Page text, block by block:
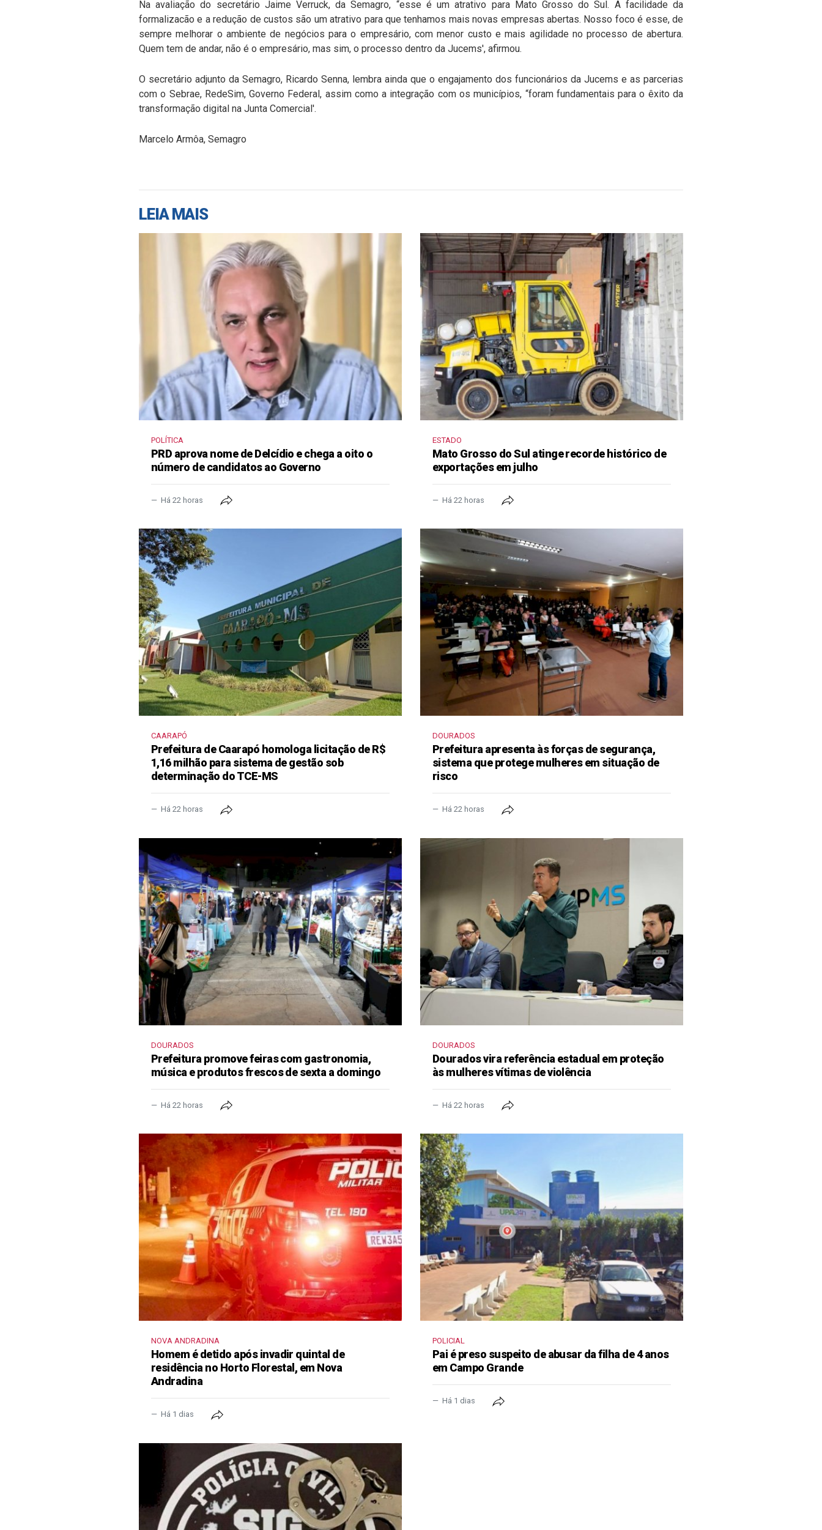
Na avaliação do secretário Jaime Verruck, da Semagro, “esse é um atrativo para Mato Grosso do Sul. A facilidade da
formalizacão e a redução de custos são um atrativo para que tenhamos mais novas empresas abertas. Nosso foco é esse, de
sempre melhorar o ambiente de negócios para o empresário, com menor custo e mais agilidade no processo de abertura.
Quem tem de andar, não é o empresário, mas sim, o processo dentro da Jucems', afirmou.
O secretário adjunto da Semagro, Ricardo Senna, lembra ainda que o engajamento dos funcionários da Jucems e as parcerias
com o Sebrae, RedeSim, Governo Federal, assim como a integração com os municípios, “foram fundamentais para o êxito da
transformação digital na Junta Comercial'.
Marcelo Armôa, Semagro
LEIA MAIS
POLÍTICA
PRD aprova nome de Delcídio e chega a oito o
número de candidatos ao Governo
Há 22 horas
ESTADO
Mato Grosso do Sul atinge recorde histórico de
exportações em julho
Há 22 horas
CAARAPÓ
Prefeitura de Caarapó homologa licitação de R$
1,16 milhão para sistema de gestão sob
determinação do TCE-MS
Há 22 horas
DOURADOS
Prefeitura apresenta às forças de segurança,
sistema que protege mulheres em situação de
risco
Há 22 horas
DOURADOS
Prefeitura promove feiras com gastronomia,
música e produtos frescos de sexta a domingo
Há 22 horas
DOURADOS
Dourados vira referência estadual em proteção
às mulheres vítimas de violência
Há 22 horas
NOVA ANDRADINA
Homem é detido após invadir quintal de
residência no Horto Florestal, em Nova
Andradina
Há 1 dias
POLICIAL
Pai é preso suspeito de abusar da filha de 4 anos
em Campo Grande
Há 1 dias